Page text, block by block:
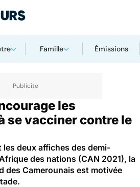
Famille Émissions
Cameroun
les
se vacciner contre le
deux affiches des demi-
des nations (CAN 2021), la
des Camerounais est motivée